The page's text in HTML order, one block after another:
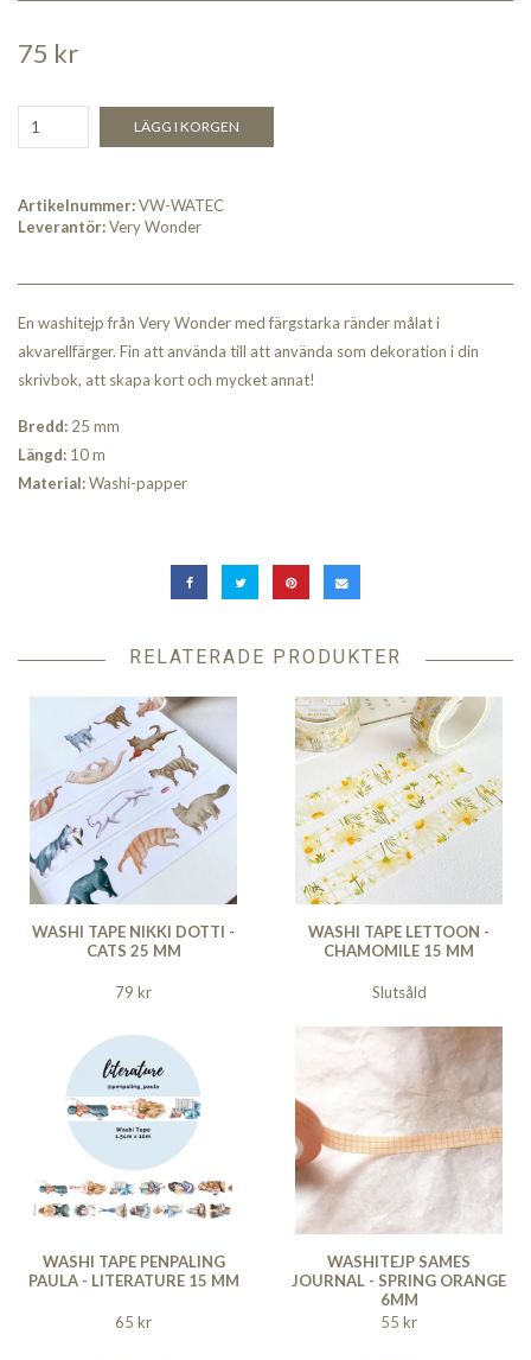
75 kr
LÄGG I KORGEN
Artikelnummer:VW-WATEC
Leverantör:Very Wonder
En washitejp från Very Wonder med färgstarka ränder målat i
akvarellfärger. Fin att använda till att använda som dekoration i din
skrivbok, att skapa kort och mycket annat!
Bredd: 25 mm
Längd: 10 m
Material:Washi-papper
RELATERADE PRODUKTER
WASHI TAPE NIKKI DOTTI -
CATS 25 MM
79 kr
WASHI TAPE LETTOON -
CHAMOMILE 15 MM
Slutsåld
WASHI TAPE PENPALING
PAULA - LITERATURE 15 MM
65 kr
WASHITEJP SAMES
JOURNAL - SPRING ORANGE
6MM
55 kr